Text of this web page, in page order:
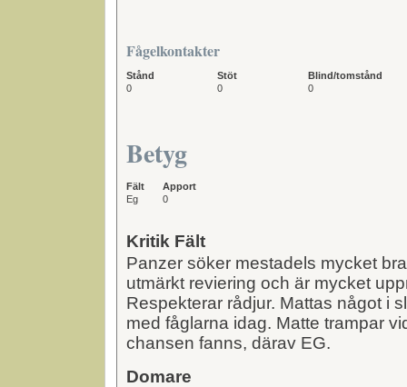
Fågelkontakter
Stånd
0
Stöt
0
Blind/tomstånd
0
Betyg
Fält
Eg
Apport
0
Kritik Fält
Panzer söker mestadels mycket
utmärkt reviering och är mycket
Respekterar rådjur. Mattas något i
med fåglarna idag. Matte trampar
chansen fanns, därav EG.
Domare